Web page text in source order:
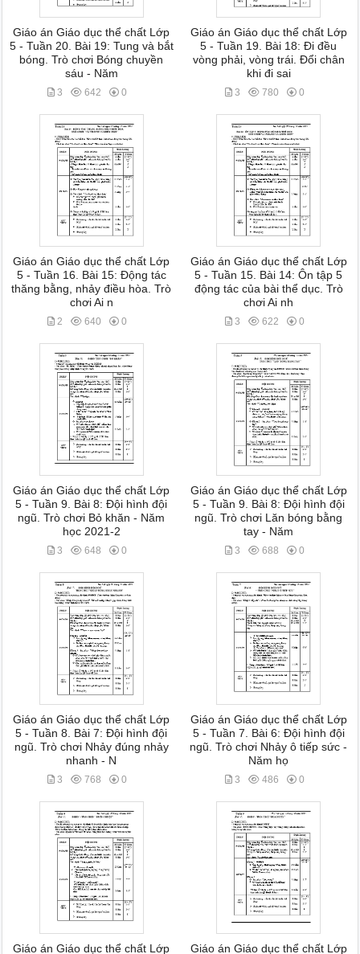
Giáo án Giáo dục thể chất Lớp
5 - Tuần 20. Bài 19: Tung và bắt
bóng. Trò chơi Bóng chuyền
sáu - Năm
3 642 0
Giáo án Giáo dục thể chất Lớp
5 - Tuần 19. Bài 18: Đi đều
vòng phải, vòng trái. Đổi chân
khi đi sai
3 780 0
Giáo án Giáo dục thể chất Lớp
5 - Tuần 16. Bài 15: Động tác
thăng bằng, nhảy điều hòa. Trò
chơi Ai n
2 640 0
Giáo án Giáo dục thể chất Lớp
5 - Tuần 15. Bài 14: Ôn tập 5
động tác của bài thể dục. Trò
chơi Ai nh
3 622 0
Giáo án Giáo dục thể chất Lớp
5 - Tuần 9. Bài 8: Đội hình đội
ngũ. Trò chơi Bỏ khăn - Năm
học 2021-2
3 648 0
Giáo án Giáo dục thể chất Lớp
5 - Tuần 9. Bài 8: Đội hình đội
ngũ. Trò chơi Lăn bóng bằng
tay - Năm
3 688 0
Giáo án Giáo dục thể chất Lớp
5 - Tuần 8. Bài 7: Đội hình đội
ngũ. Trò chơi Nhảy đúng nhảy
nhanh - N
3 768 0
Giáo án Giáo dục thể chất Lớp
5 - Tuần 7. Bài 6: Đội hình đội
ngũ. Trò chơi Nhảy ô tiếp sức -
Năm họ
3 486 0
Giáo án Giáo dục thể chất Lớp Giáo án Giáo dục thể chất Lớp